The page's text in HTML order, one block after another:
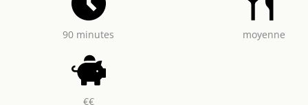
90 minutes moyenne
€€